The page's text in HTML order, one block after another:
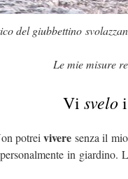
del giubbettino
Le mie misure
Vi svelo
potreivivere senza il
in